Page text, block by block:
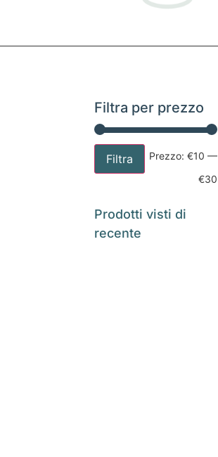
Filtra per prezzo
Filtra Prezzo:€10 —
€30
Prodotti visti di
recente